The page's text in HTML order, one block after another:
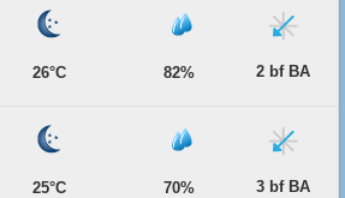
26°C 82% 2 bf ΒΑ
25°C 70% 3 bf ΒΑ